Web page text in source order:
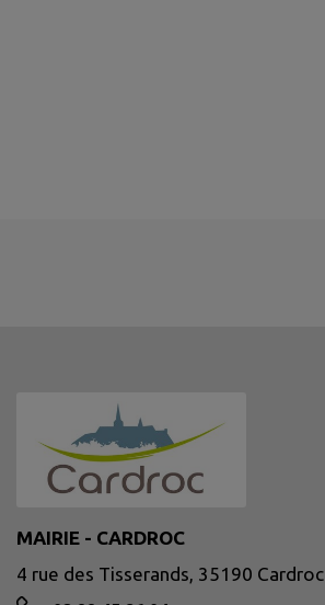
MAIRIE - CARDROC
4 rue des Tisserands, 35190 Cardroc